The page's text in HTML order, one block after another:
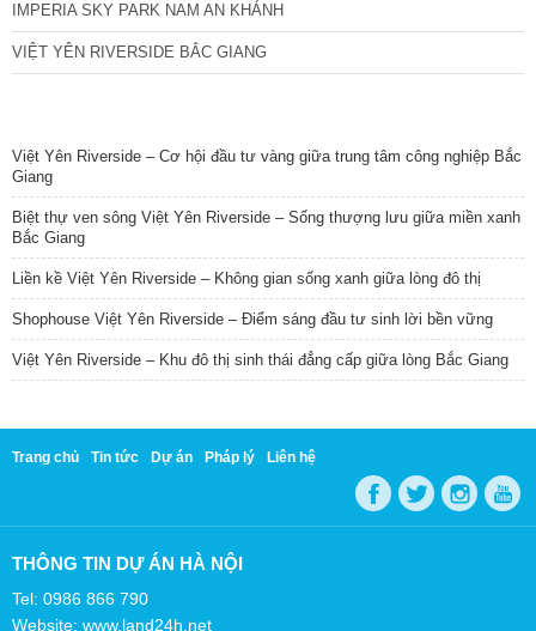
IMPERIA SKY PARK NAM AN KHÁNH
VIỆT YÊN RIVERSIDE BẮC GIANG
Việt Yên Riverside – Cơ hội đầu tư vàng giữa trung tâm công nghiệp Bắc
Giang
Biệt thự ven sông Việt Yên Riverside – Sống thượng lưu giữa miền xanh
Bắc Giang
Liền kề Việt Yên Riverside – Không gian sống xanh giữa lòng đô thị
Shophouse Việt Yên Riverside – Điểm sáng đầu tư sinh lời bền vững
Việt Yên Riverside – Khu đô thị sinh thái đẳng cấp giữa lòng Bắc Giang
Trang chủ Tin tức Dự án Pháp lý Liên hệ
THÔNG TIN DỰ ÁN HÀ NỘI
Tel: 0986 866 790
Website: www.land24h.net